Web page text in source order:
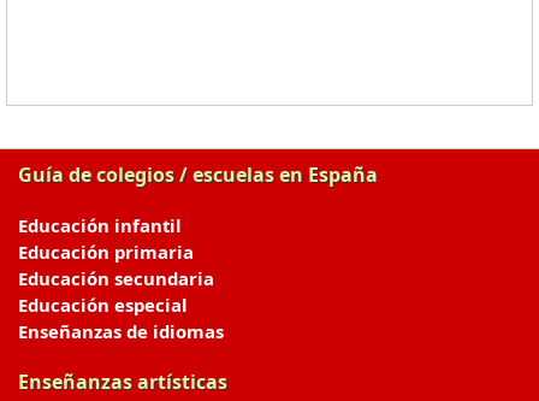
Guía de colegios / escuelas en España
Educación infantil
Educación primaria
Educación secundaria
Educación especial
Enseñanzas de idiomas
Enseñanzas artísticas